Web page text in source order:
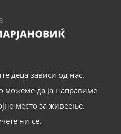
деца зависи од нас.
можеме да ја направиме
место за живеење.
ни се.